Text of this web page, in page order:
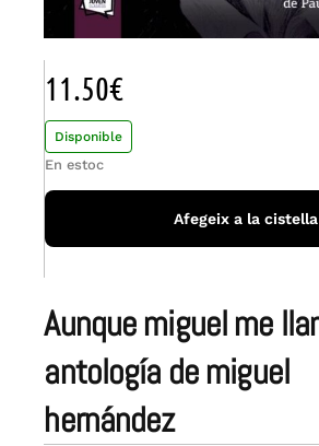
aunque miguel me llame. una
antología de miguel
hernández
11.50€
Disponible
En estoc
Afegeix a la cistella